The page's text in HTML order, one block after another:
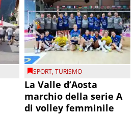
SPORT,TURISMO
La Valle d’Aosta
marchio della serie A
di volley femminile